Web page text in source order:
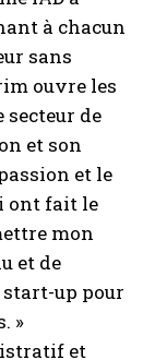
à chacun
sans
ouvre les
secteur de
et son
et le
ont fait le
mon
et de
start-up pour
»
et